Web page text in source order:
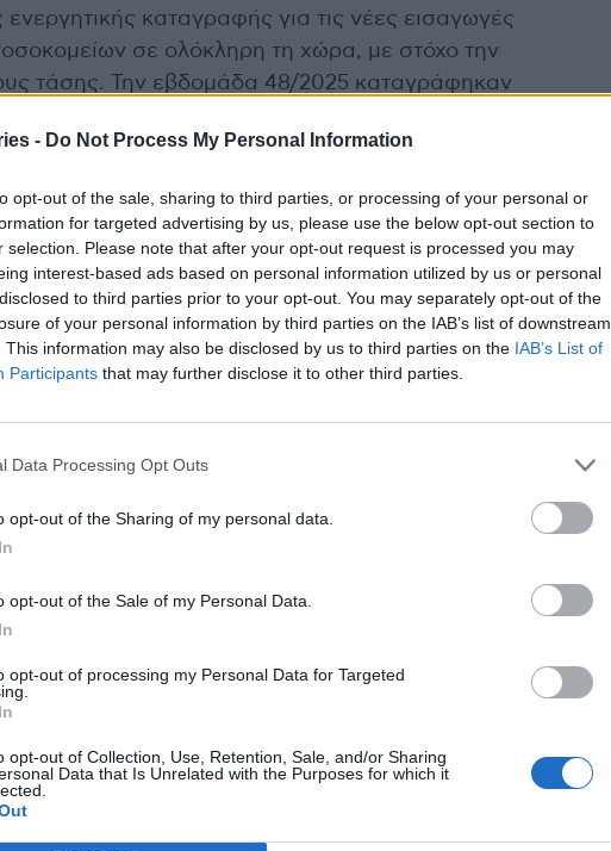
- Do Not Process My Personal Information
opt-out of the sale, sharing to third parties, or processing of your personal or
for targeted advertising by us, please use the below opt-out section to
selection. Please note that after your opt-out request is processed you may
interest-based ads based on personal information utilized by us or personal
to third parties prior to your opt-out. You may separately opt-out of the
of your personal information by third parties on the IAB’s list of downstream
This information may also be disclosed by us to third parties on the IAB’s List of
Participants that may further disclose it to other third parties.
Data Processing Opt Outs
opt-out of the Sharing of my personal data.
opt-out of the Sale of my Personal Data.
opt-out of processing my Personal Data for Targeted
opt-out of Collection, Use, Retention, Sale, and/or Sharing
Data that Is Unrelated with the Purposes for which it
καταγραφής για τις νέες εισαγωγές
σε ολόκληρη τη χώρα, με στόχο την
τάσης. Την εβδομάδα 48/2025 καταγράφηκαν
μικρή μείωση σε σχέση με την
σποραδικές περιπτώσεις
48/2025 καταγράφηκε μία νέα
νέοι θάνατοι. Από την εβδομάδα
οι καταγεγραμμένοι θάνατοι σε σοβαρά
με νοσηλεία σε ΜΕΘ) ανέρχονται σε 410.
καταγράφεται συγκυκλοφορία των στελεχών
Monitoring κατά το ECDC και WHO/EURO), με
επί του παρόντος το επικρατές στέλεχος
ιϊκό φορτίο στα αστικά λύματα για την
συγκριτικά με τα ιστορικά δεδομένα,
την προηγούμενη εβδομάδα.
(όπως εκτιμάται από το δίκτυο επιτήρησης
επίπεδα με την περσινή περίοδο επιτήρησης,
48/2025. Στη δευτεροβάθμια φροντίδα
επιτήρησης SARI) βρίσκεται σε πολύ χαμηλά
ένα νέο σοβαρό κρούσμα με νοσηλεία
από εργαστηριακά επιβεβαιωμένη